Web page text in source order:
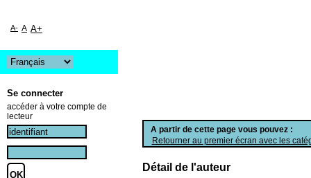
A partir de cette page vous pouvez :
Retourner au premier écran avec les
Détail de l'auteur
A- A A+
Se connecter
accéder à votre compte de
lecteur